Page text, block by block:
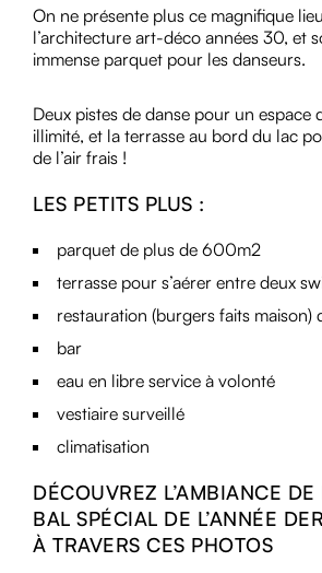
On ne présente plus ce magnifique
l’architecture art-déco années 30, et
immense parquet pour les danseurs.
Deux pistes de danse pour un espace
illimité, et la terrasse au bord du lac
de l’air frais !
LES PETITS PLUS :
parquet de plus de 600m2
terrasse pour s’aérer entre deux
restauration (burgers faits maison)
bar
eau en libre service à volonté
vestiaire surveillé
climatisation
DÉCOUVREZ L’AMBIANCE DE
BAL SPÉCIAL DE L’ANNÉE
À TRAVERS CES PHOTOS